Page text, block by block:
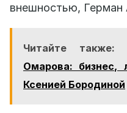
внешностью,
Читайте также:
Омарова: бизнес,
Ксенией Бородиной